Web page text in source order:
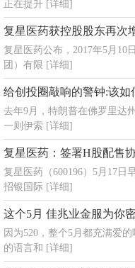
正在提升 [详细]
复星医药获控股股东再次
复星医药公布，2017年5月10
团）有限 [详细]
给创投圈敲响的警钟:该如
去年9月，特朗普在佛罗里达
一则伊索 [详细]
复星医药：签署H股配售
复星医药（600196）5月17日
招银国际 [详细]
这个5月 佳兆业金服为你
因为520，整个5月都充满爱
的语言和 [详细]